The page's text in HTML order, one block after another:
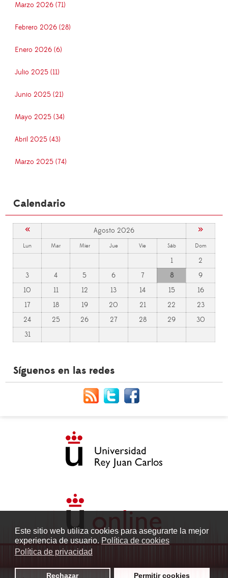
Este sitio web utiliza cookies para asegurarte la mejor
experiencia de usuario. Política de cookies
Política de privacidad
Rechazar Permitir cookies
Marzo 2026 (71)
Febrero 2026 (28)
Enero 2026 (6)
Julio 2025 (11)
Junio 2025 (21)
Mayo 2025 (34)
Abril 2025 (43)
Marzo 2025 (74)
Calendario
« Agosto 2026 »
Lun Mar Mier Jue Vie Sáb Dom
1
2
3
4 5 6 7 8
9
10
11 12 13 14 15
16
17
18 19 20 21 22
23
24
25 26 27 28 29
30
31
Síguenos en las redes